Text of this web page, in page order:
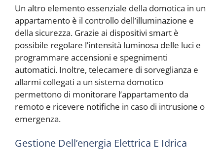
Un altro elemento essenziale della domotica in un
appartamento è il controllo dell’illuminazione e
della sicurezza. Grazie ai dispositivi smart è
possibile regolare l’intensità luminosa delle luci e
programmare accensioni e spegnimenti
automatici. Inoltre, telecamere di sorveglianza e
allarmi collegati a un sistema domotico
permettono di monitorare l’appartamento da
remoto e ricevere notifiche in caso di intrusione o
emergenza.
Gestione Dell’energia Elettrica E Idrica